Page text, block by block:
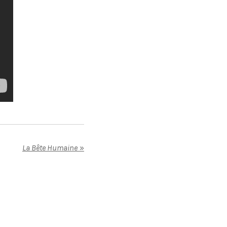
La Bête Humaine »